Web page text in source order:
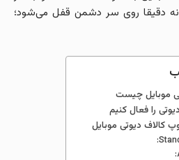
دقیقا روی سر دشمن قفل می‌شود؛
موبایل چیست
را فعال کنیم
کالاف دیوتی موبایل